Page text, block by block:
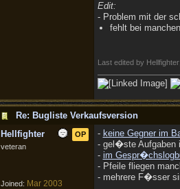
Edit:
- Problem mit der
fehlt bei
Last edited by Hellfighter;
Re: Bugliste Verkaufsversion
OP
Hellfighter
veteran
Joined: Mar 2003
- keine Gegner im
- gel�ste Aufgaben
- im
- Pfeile fliegen
- mehrere F�sser